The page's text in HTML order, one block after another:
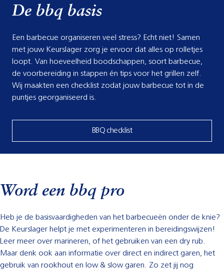
De bbq basis
Een barbecue organiseren veel stress? Echt niet! Samen
met jouw Keurslager zorg je ervoor dat alles op rolletjes
loopt. Van hoeveelheid boodschappen, soort barbecue,
de voorbereiding in stappen én tips voor het grillen zelf.
Wij maakten een checklist zodat jouw barbecue tot in de
puntjes georganiseerd is.
BBQ checklist
Word een bbq pro
Heb je de basisvaardigheden van het barbecueën onder de knie?
De Keurslager helpt je met experimenteren in bereidingswijzen!
Leer meer over marineren, of het gebruiken van een dry rub.
Maar denk ook aan informatie over direct en indirect garen, het
gebruik van rookhout en low & slow garen. Zo zet jij nog